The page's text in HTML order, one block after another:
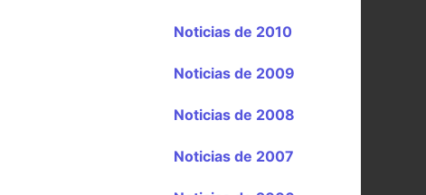
Noticias de 2010
Noticias de 2009
Noticias de 2008
Noticias de 2007